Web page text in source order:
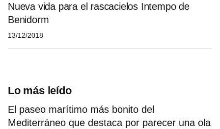
Nueva vida para el rascacielos Intempo de
Benidorm
13/12/2018
Lo más leído
El paseo marítimo más bonito del
Mediterráneo que destaca por parecer una ola